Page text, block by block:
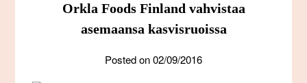
Orkla Foods Finland vahvistaa
asemaansa kasvisruoissa
Posted on02/09/2016